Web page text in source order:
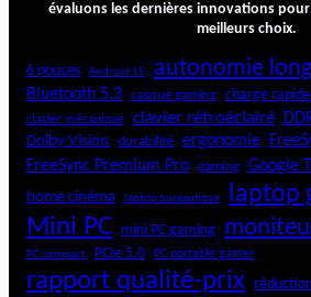
évaluons les dernières innovations
meilleurs choix.
6 pouces Android 15 autonomie
Bluetooth 5.3 casque gaming charge rapide
clavier mécanique clavier rétroéclairé
Dolby Vision durabilité ergonomie
FreeSync Premium Pro
gaming Google
home cinéma laptop bureautique laptop
Mini PC mini PC gaming
PC compact PCIe 5.0 PC portable gamer
rapport qualité-prix